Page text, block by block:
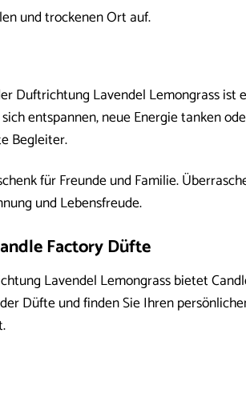
und trockenen Ort auf.
Duftrichtung Lavendel Lemongrass
entspannen, neue Energie tanken
Begleiter.
für Freunde und Familie.
und Lebensfreude.
Factory Düfte
Lavendel Lemongrass bietet
Düfte und finden Sie Ihren